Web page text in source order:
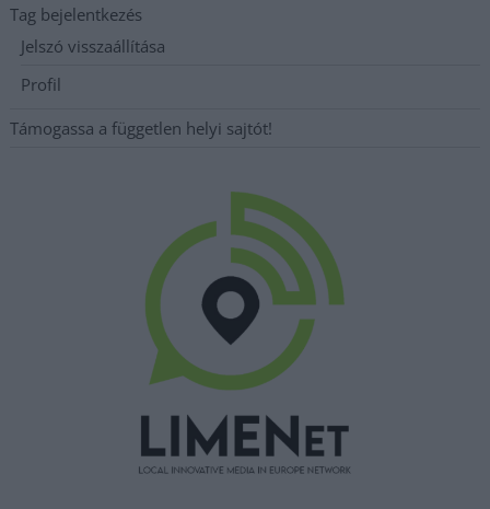
Tag bejelentkezés
Jelszó visszaállítása
Profil
Támogassa a független helyi sajtót!